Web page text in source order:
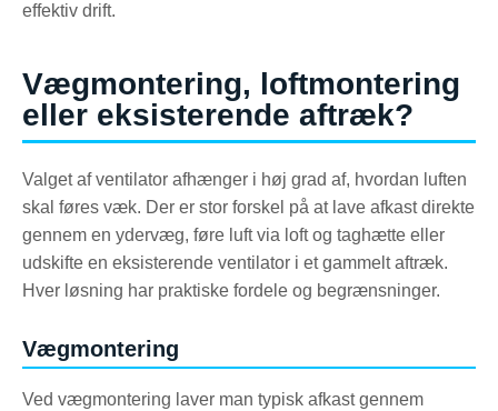
effektiv drift.
Vægmontering, loftmontering
eller eksisterende aftræk?
Valget af ventilator afhænger i høj grad af, hvordan luften
skal føres væk. Der er stor forskel på at lave afkast direkte
gennem en ydervæg, føre luft via loft og taghætte eller
udskifte en eksisterende ventilator i et gammelt aftræk.
Hver løsning har praktiske fordele og begrænsninger.
Vægmontering
Ved vægmontering laver man typisk afkast gennem